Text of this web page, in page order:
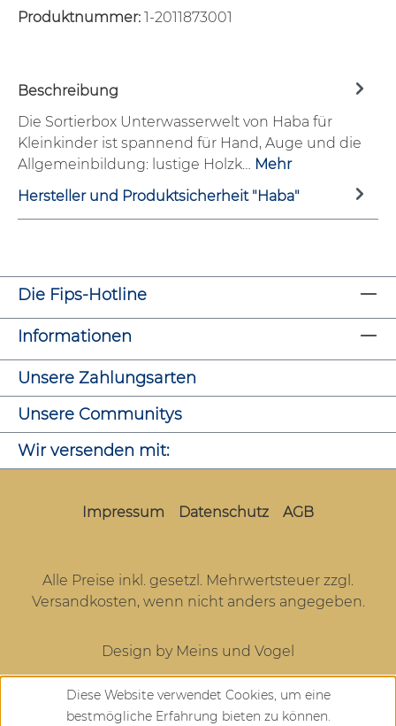
Produktnummer: 1-2011873001
Beschreibung
Die Sortierbox Unterwasserwelt von Haba für
Kleinkinder ist spannend für Hand, Auge und die
Allgemeinbildung: lustige Holzk… Mehr
Hersteller und Produktsicherheit "Haba"
Die Fips-Hotline
Informationen
Unsere Zahlungsarten
Unsere Communitys
Wir versenden mit:
Impressum Datenschutz AGB
Alle Preise inkl. gesetzl. Mehrwertsteuer zzgl.
Versandkosten, wenn nicht anders angegeben.
Design by Meins und Vogel
Diese Website verwendet Cookies, um eine
bestmögliche Erfahrung bieten zu können.